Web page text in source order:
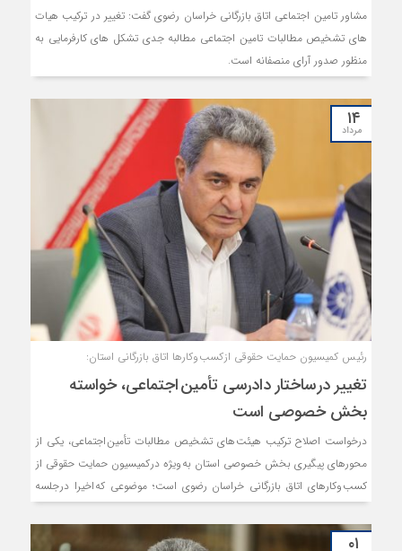
مشاور تامین اجتماعی اتاق بازرگانی خراسان رضوی گفت: تغییر در ترکیب هیات
های تشخیص مطالبات تامین اجتماعی مطالبه جدی تشکل های کارفرمایی به
منظور صدور آرای منصفانه است.
۱۴
مرداد
رئیس کمیسیون حمایت حقوقی از کسب وکارها اتاق بازرگانی استان:
تغییر در ساختار دادرسی تأمین اجتماعی، خواسته
بخش خصوصی است
درخواست اصلاح ترکیب هیئت های تشخیص مطالبات تأمین اجتماعی، یکی از
محورهای پیگیری بخش خصوصی استان به ویژه در کمیسیون حمایت حقوقی از
کسب وکارهای اتاق بازرگانی خراسان رضوی است؛ موضوعی که اخیرا در جلسه
شد.
۰۱